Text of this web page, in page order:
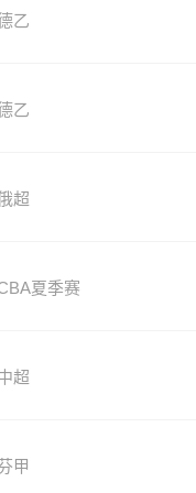
乙
乙
超
夏季赛
超
甲